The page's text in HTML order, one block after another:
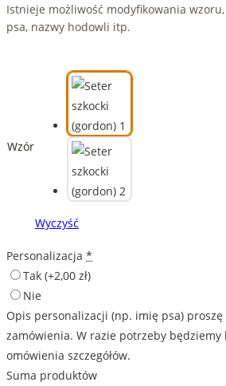
Istnieje możliwość modyfikowania
psa, nazwy hodowli itp.
Wzór
Wyczyść
Personalizacja *
Tak (+2,00 zł)
Nie
Opis personalizacji (np. imię psa)
zamówienia. W razie potrzeby będziemy
omówienia szczegółów.
Suma produktów